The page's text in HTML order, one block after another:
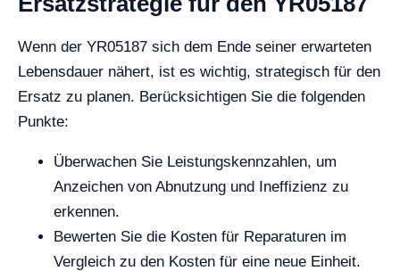
Wenn der YR05187 sich dem Ende seiner erwarteten
Lebensdauer nähert, ist es wichtig, strategisch für den
Ersatz zu planen. Berücksichtigen Sie die folgenden
Punkte:
Überwachen Sie Leistungskennzahlen, um
Anzeichen von Abnutzung und Ineffizienz zu
erkennen.
Bewerten Sie die Kosten für Reparaturen im
Vergleich zu den Kosten für eine neue Einheit.